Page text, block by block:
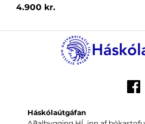
4.900 kr.
Háskólaútgáfan